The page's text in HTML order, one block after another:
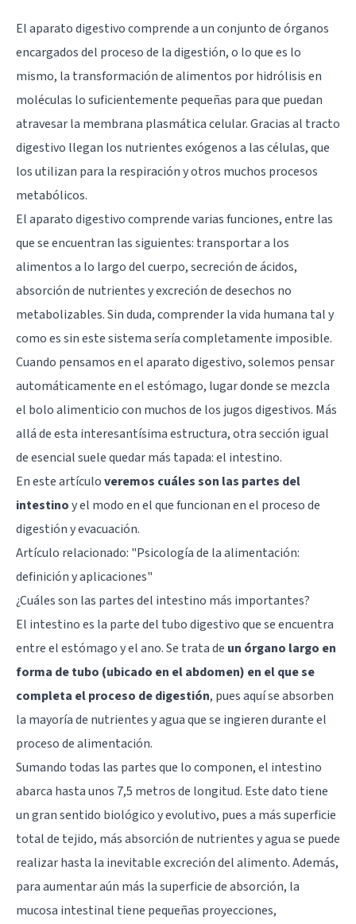
El aparato digestivo comprende a un conjunto de órganos
encargados del proceso de la digestión, o lo que es lo
mismo, la transformación de alimentos por hidrólisis en
moléculas lo suficientemente pequeñas para que puedan
atravesar la membrana plasmática celular. Gracias al tracto
digestivo llegan los nutrientes exógenos a las células, que
los utilizan para la respiración y otros muchos procesos
metabólicos.
El aparato digestivo comprende varias funciones, entre las
que se encuentran las siguientes: transportar a los
alimentos a lo largo del cuerpo, secreción de ácidos,
absorción de nutrientes y excreción de desechos no
metabolizables. Sin duda, comprender la vida humana tal y
como es sin este sistema sería completamente imposible.
Cuando pensamos en el aparato digestivo, solemos pensar
automáticamente en el estómago, lugar donde se mezcla
el bolo alimenticio con muchos de los jugos digestivos. Más
allá de esta interesantísima estructura, otra sección igual
de esencial suele quedar más tapada: el intestino.
En este artículoveremos cuáles son las partes del
intestinoy el modo en el que funcionan en el proceso de
digestión y evacuación.
Artículo relacionado: "Psicología de la alimentación:
definición y aplicaciones"
¿Cuáles son las partes del intestino más importantes?
El intestino es la parte del tubo digestivo que se encuentra
entre el estómago y el ano. Se trata de un órgano largo en
forma de tubo (ubicado en el abdomen) en el que se
completa el proceso de digestión, pues aquí se absorben
la mayoría de nutrientes y agua que se ingieren durante el
proceso de alimentación.
Sumando todas las partes que lo componen, el intestino
abarca hasta unos 7,5 metros de longitud. Este dato tiene
un gran sentido biológico y evolutivo, pues a más superficie
total de tejido, más absorción de nutrientes y agua se puede
realizar hasta la inevitable excreción del alimento. Además,
para aumentar aún más la superficie de absorción, la
mucosa intestinal tiene pequeñas proyecciones,